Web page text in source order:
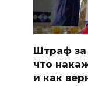
Штраф за
что
и как